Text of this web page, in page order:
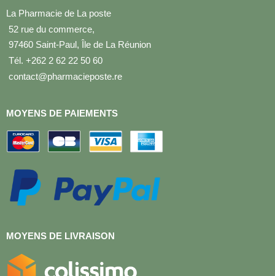
La Pharmacie de La poste
52 rue du commerce,
97460 Saint-Paul, Île de La Réunion
Tél. +262 2 62 22 50 60
contact@pharmacieposte.re
MOYENS DE PAIEMENTS
MOYENS DE LIVRAISON